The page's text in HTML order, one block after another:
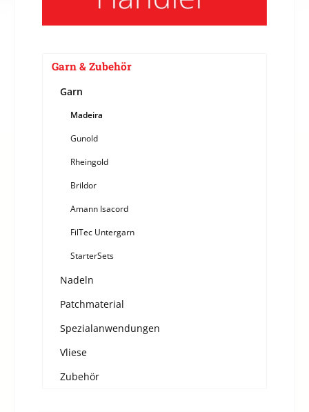
Garn & Zubehör
Garn
Madeira
Gunold
Rheingold
Brildor
Amann Isacord
FilTec Untergarn
StarterSets
Nadeln
Patchmaterial
Spezialanwendungen
Vliese
Zubehör